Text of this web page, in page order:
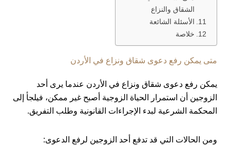
الشقاق والنزاع
الأسئلة الشائعة
خلاصة
متى يمكن رفع دعوى شقاق ونزاع في الأردن
يمكن رفع دعوى شقاق ونزاع في الأردن عندما يرى أحد
الزوجين أن استمرار الحياة الزوجية أصبح غير ممكن، فيلجأ إلى
المحكمة الشرعية لبدء الإجراءات القانونية وطلب التفريق.
ومن الحالات التي قد تدفع أحد الزوجين لرفع الدعوى: